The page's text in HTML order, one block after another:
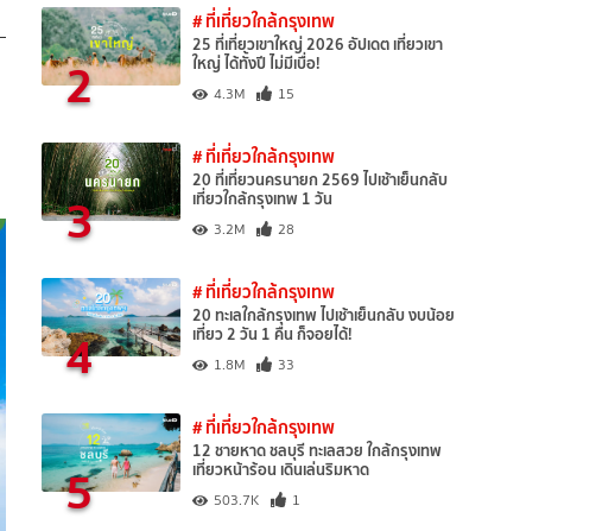
2
# ที่เที่ยวใกล้กรุงเทพ
25 ที่เที่ยวเขาใหญ่ 2026 อัปเดต เที่ยวเขา
ใหญ่ ได้ทั้งปี ไม่มีเบื่อ!
4.3M 15
3
# ที่เที่ยวใกล้กรุงเทพ
20 ที่เที่ยวนครนายก 2569 ไปเช้าเย็นกลับ
เที่ยวใกล้กรุงเทพ 1 วัน
3.2M 28
4
# ที่เที่ยวใกล้กรุงเทพ
20 ทะเลใกล้กรุงเทพ ไปเช้าเย็นกลับ งบน้อย
เที่ยว 2 วัน 1 คืน ก็จอยได้!
1.8M 33
5
# ที่เที่ยวใกล้กรุงเทพ
12 ชายหาด ชลบุรี ทะเลสวย ใกล้กรุงเทพ
เที่ยวหน้าร้อน เดินเล่นริมหาด
503.7K 1